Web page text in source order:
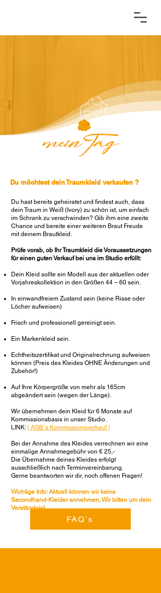
Du möchtest dein Traumkleid verkaufen ?
Du hast bereits geheiratet und findest auch, dass
dein Traum in Weiß (Ivory) zu schön ist, um einfach
im Schrank zu verschwinden? Gib ihm eine zweite
Chance und bereite einer weiteren Braut Freude
mit deinem Brautkleid.
Prüfe vorab, ob Ihr Traumkleid die Voraussetzungen
für einen guten Verkauf bei uns im Studio erfüllt:
Dein Kleid sollte ein Modell aus der aktuellen oder
Vorjahreskollektion in den Größen 44 – 60 sein.
In einwandfreiem Zustand sein (keine Risse oder
Löcher aufweisen)
Frisch und professionell gereinigt sein.
Ein Markenkleid sein.
Echtheitszertifikat und Originalrechnung aufweisen
können (Preis des Kleides OHNE Änderungen und
Zubehör!)
Auf Ihre Körpergröße von mehr als 165cm
abgeändert sein (wegen der Länge).
Wir übernehmen dein Kleid für 6 Monate auf
Kommissionsbasis in unser Studio.
LINK:( AGB´s Kommissionsverkauf)
Bei der Annahme des Kleides verrechnen wir eine
einmalige Annahmegebühr von € 25,-
Die Übernahme deines Kleides erfolgt
ausschließlich nach Terminvereinbarung.
Gerne beantworten wir dir, noch offenen Fragen!
Wichtige Info: Aktuell können wir keine
Secondhand-Kleider annehmen. Wir bitten um dein
Verständnis!
FAQ´s